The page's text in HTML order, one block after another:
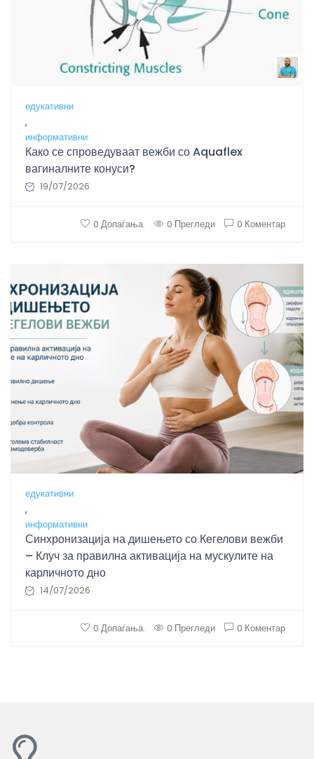
едукативни
,
информативни
Како се спроведуваат вежби со Aquaflex
вагиналните конуси?
19/07/2026
0 Допаѓања. 0 Прегледи 0 Коментар
едукативни
,
информативни
Синхронизација на дишењето со Кегелови вежби
– Клуч за правилна активација на мускулите на
карличното дно
14/07/2026
0 Допаѓања. 0 Прегледи 0 Коментар